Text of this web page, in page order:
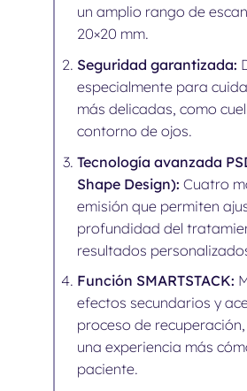
un amplio rango de
20×20 mm.
Seguridad garantizada:
especialmente para
más delicadas, como
contorno de ojos.
Tecnología avanzada
Shape Design): Cuatro
emisión que permiten
profundidad del
resultados
Función SMARTSTACK:
efectos secundarios y
proceso de
una experiencia más
paciente.